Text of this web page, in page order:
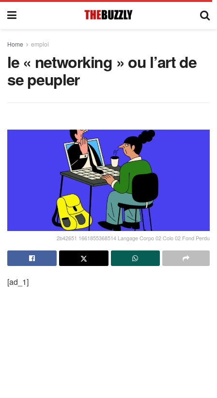
Home emploi
le « networking » ou l’art de
se peupler
2b42651 1661855368514 Langage Corpo 02 Colo 02 Fond Perdu
[ad_1]